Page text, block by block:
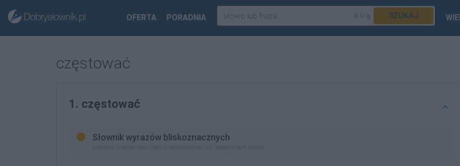
OFERTA PORADNIA SZUKAJ
częstować
1. częstować
Słownik wyrazów bliskoznacznych
podobne znaczeniowo (lepsze odpowiedniki lub zapomniane słowa)